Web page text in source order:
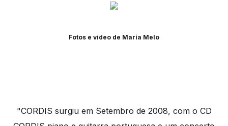
Fotos e vídeo de Maria Melo
"CORDIS surgiu em Setembro de 2008, com o CD